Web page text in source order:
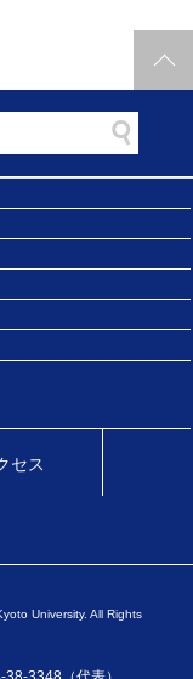
セス
University. All Rights